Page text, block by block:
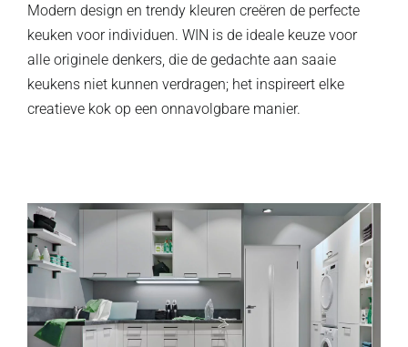
Modern design en trendy kleuren creëren de perfecte
keuken voor individuen. WIN is de ideale keuze voor
alle originele denkers, die de gedachte aan saaie
keukens niet kunnen verdragen; het inspireert elke
creatieve kok op een onnavolgbare manier.